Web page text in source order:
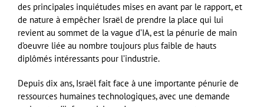
des principales inquiétudes mises en avant par le rapport, et
de nature à empêcher Israël de prendre la place qui lui
revient au sommet de la vague d’IA, est la pénurie de main
d’oeuvre liée au nombre toujours plus faible de hauts
diplômés intéressants pour l’industrie.
Depuis dix ans, Israël fait face à une importante pénurie de
ressources humaines technologiques, avec une demande